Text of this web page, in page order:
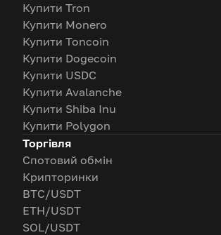
Купити Tron
Купити Monero
Купити Toncoin
Купити Dogecoin
Купити USDC
Купити Avalanche
Купити Shiba Inu
Купити Polygon
Торгівля
Спотовий обмін
Крипторинки
BTC/USDT
ETH/USDT
SOL/USDT